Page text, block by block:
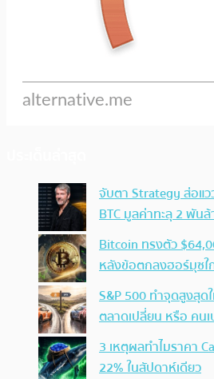
จับตา Strategy ส่อแว
BTC มูลค่าทะลุ 2 พัน
Bitcoin ทรงตัว
หลังข้อตกลงฮอร์มุซใ
S&P 500 ทำจุดสูงสุด
ตลาดเปลี่ยน หรือ คน
3 เหตุผลทำไมราคา
22% ในสัปดาห์เดียว